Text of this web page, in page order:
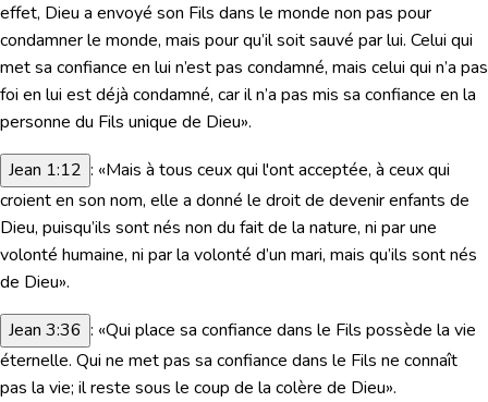
effet, Dieu a envoyé son Fils dans le monde non pas pour
condamner le monde, mais pour qu’il soit sauvé par lui. Celui qui
met sa confiance en lui n’est pas condamné, mais celui qui n’a pas
foi en lui est déjà condamné, car il n’a pas mis sa confiance en la
personne du Fils unique de Dieu».
Jean 1:12 : «Mais à tous ceux qui l'ont acceptée, à ceux qui
croient en son nom, elle a donné le droit de devenir enfants de
Dieu, puisqu’ils sont nés non du fait de la nature, ni par une
volonté humaine, ni par la volonté d’un mari, mais qu’ils sont nés
de Dieu».
Jean 3:36 : «Qui place sa confiance dans le Fils possède la vie
éternelle. Qui ne met pas sa confiance dans le Fils ne connaît
pas la vie; il reste sous le coup de la colère de Dieu».